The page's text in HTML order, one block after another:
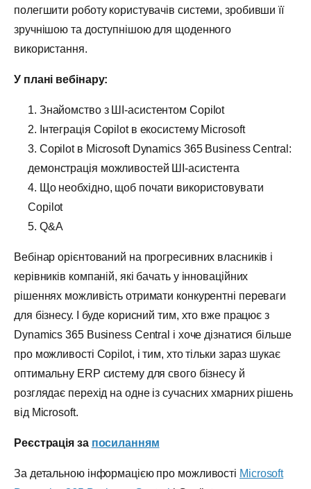
полегшити роботу користувачів системи, зробивши її
зручнішою та доступнішою для щоденного
використання.
У плані вебінару:
1. Знайомство з ШІ-асистентом Copilot
2. Інтеграція Copilot в екосистему Microsoft
3. Copilot в Microsoft Dynamics 365 Business Central:
демонстрація можливостей ШІ-асистента
4. Що необхідно, щоб почати використовувати
Copilot
5. Q&A
Вебінар орієнтований на прогресивних власників і
керівників компаній, які бачать у інноваційних
рішеннях можливість отримати конкурентні переваги
для бізнесу. І буде корисний тим, хто вже працює з
Dynamics 365 Business Central і хоче дізнатися більше
про можливості Copilot, і тим, хто тільки зараз шукає
оптимальну ERP систему для свого бізнесу й
розглядає перехід на одне із сучасних хмарних рішень
від Microsoft.
Реєстрація за посиланням
За детальною інформацією про можливості Microsoft